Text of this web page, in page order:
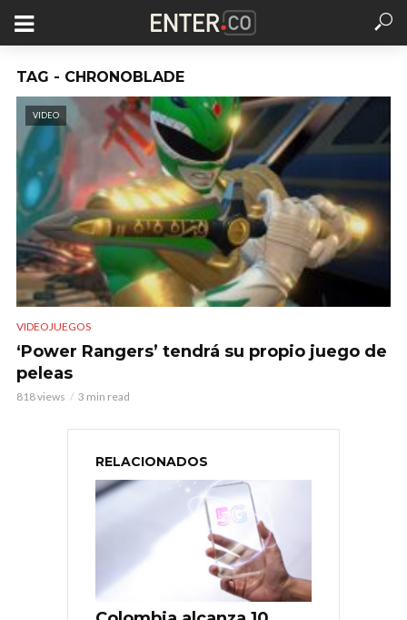
TAG - CHRONOBLADE
VIDEO
VIDEOJUEGOS
‘Power Rangers’ tendrá su propio juego de
peleas
818 views 3 min read
RELACIONADOS